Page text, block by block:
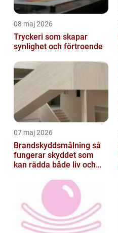
08 maj 2026
Tryckeri som skapar
synlighet och förtroende
07 maj 2026
Brandskyddsmålning så
fungerar skyddet som
kan rädda både liv och